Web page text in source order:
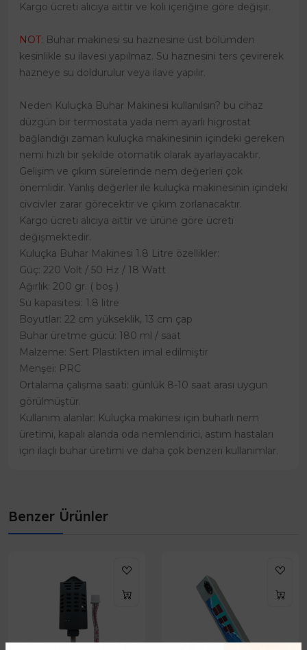
Kargo ücreti alıcıya aittir ve koli içeriğine göre değişir.
NOT: Buhar makinesi su haznesine üst bölümden
kesinlikle su ilavesi yapılmaz. Su haznesini ters çevirerek
hazneye su doldurulur veya ilave yapılır.
Neden Kuluçka Buhar Makinesi kullanılsın? bu cihaz
düzgün bir termostata yada nem ayarlı higrostat
bağlandığı zaman kuluçka makinesinin içindeki gereken
nemi hızlı bir şekilde otomatik olarak ayarlayacaktır.
Gelişim ve çıkım sürelerinde nem değerleri çok
önemlidir. Yanlış değerler ile kuluçka makinesinin içindeki
civcivler zarar görecektir ve çıkım zorlanacaktır.
Kargo ücreti alıcıya aittir ve ürüne göre ücreti
değişmektedir.
Kuluçka Buhar Makinesi 1.8 Litre özellikler:
Güç: 220 Volt / 50 Hz / 18 Watt
Ağırlık: 200 gr. ( boş )
Su kapasitesi: 1.8 litre
Boyutlar: 22 cm yükseklik, 13 cm çap
Buhar üretme gücü: 180 ml / saat
Malzeme: Sert Plastikten imal edilmiştir
Menşei: PRC
Ortalama çalışma saati: günlük 8-10 saat arası uygun
görülmüştür.
Kullanım alanlar: Kuluçka makinesi için buharlı nem
üretimi, kapalı alanda oda nemlendirici, astım hastaları
için ilaçlı buhar üretimi ve daha çok benzeri kullanımlar.
Benzer Ürünler